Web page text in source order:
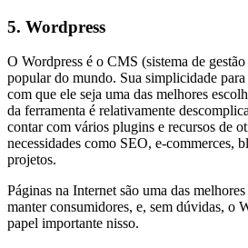
5. Wordpress
O Wordpress é o CMS (sistema de
popular do mundo. Sua simplicidade
com que ele seja uma das melhores
da ferramenta é relativamente
contar com vários plugins e recursos de
necessidades como SEO, e-commerces,
projetos.
Páginas na Internet são uma das
manter consumidores, e, sem dúvidas, o
papel importante nisso.